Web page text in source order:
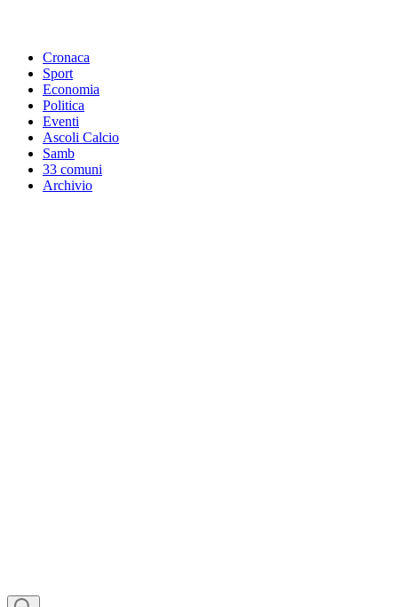
Cronaca
Sport
Economia
Politica
Eventi
Ascoli Calcio
Samb
33 comuni
Archivio